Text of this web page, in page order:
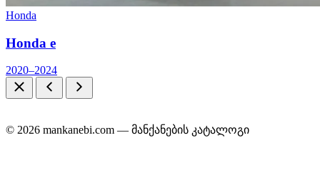
Honda
Honda e
2020–2024
© 2026 mankanebi.com — მანქანების კატალოგი